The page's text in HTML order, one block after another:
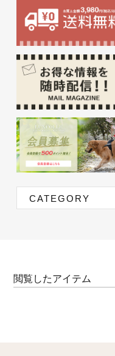
CATEGORY
閲覧したアイテム